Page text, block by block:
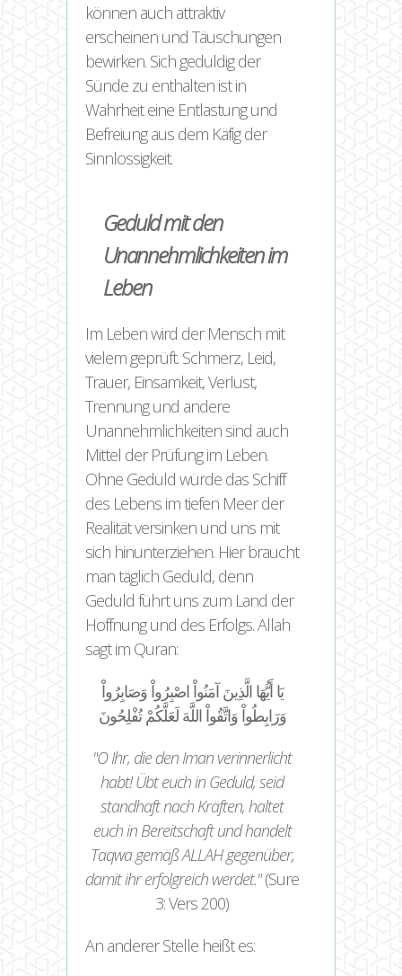
können auch attraktiv
erscheinen und Täuschungen
bewirken. Sich geduldig der
Sünde zu enthalten ist in
Wahrheit eine Entlastung und
Befreiung aus dem Käfig der
Sinnlossigkeit.
Geduld mit den
Unannehmlichkeiten im
Leben
Im Leben wird der Mensch mit
vielem geprüft. Schmerz, Leid,
Trauer, Einsamkeit, Verlust,
Trennung und andere
Unannehmlichkeiten sind auch
Mittel der Prüfung im Leben.
Ohne Geduld würde das Schiff
des Lebens im tiefen Meer der
Realität versinken und uns mit
sich hinunterziehen. Hier braucht
man täglich Geduld, denn
Geduld führt uns zum Land der
Hoffnung und des Erfolgs. Allah
sagt im Quran:
يَا أَيُّهَا الَّذِينَ آمَنُواْ اصْبِرُواْ وَصَابِرُواْ
وَرَابِطُواْ وَاتَّقُواْ اللَّهَ لَعَلَّكُمْ تُفْلِحُونَ
O Ihr, die den Iman verinnerlicht
habt! Übt euch in Geduld, seid
standhaft nach Kräften, haltet
euch in Bereitschaft und handelt
Taqwa gemäß ALLAH gegenüber,
damit ihr erfolgreich werdet. (Sure
3: Vers 200)
An anderer Stelle heißt es: